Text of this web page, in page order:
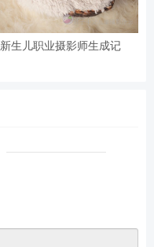
新生儿职业摄影师生成记